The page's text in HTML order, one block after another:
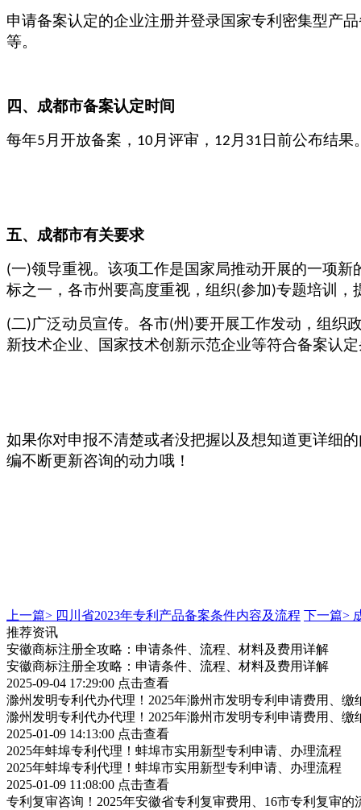
申请备案认定的企业注册并登录国家专利密集型产
等。
四 、 成都市备案认定时间
每年5 月开放备案， 10 月评审， 12 月 31 日前公布结果
五、 成都市有关要求
(一)领导重视。该项工作是国家局推动开展的一项
标之一，各市州要高度重视，组织(参加)专题培训，
(二)广泛动员宣传。各市(州 )要开展工作发动，组织
新技术企业、国家技术创新示范企业等符合备案认
如果你对申报不清楚或者没把握以及想知道更详细
编不断更新咨询的动力哦！
上一篇> 四川省2023年专利产品备案条件内容及流程 下一篇>
推荐资讯
安徽商标注册全攻略：申请条件、流程、材料及费用详解
安徽商标注册全攻略：申请条件、流程、材料及费用详解
2025-09-04 17:29:00 点击查看
滁州发明专利代办代理！2025年滁州市发明专利申请费用、缴
滁州发明专利代办代理！2025年滁州市发明专利申请费用、缴
2025-01-09 14:13:00 点击查看
2025年蚌埠专利代理！蚌埠市实用新型专利申请、办理流程
2025年蚌埠专利代理！蚌埠市实用新型专利申请、办理流程
2025-01-09 11:08:00 点击查看
专利复审咨询！2025年安徽省专利复审费用、16市专利复审的